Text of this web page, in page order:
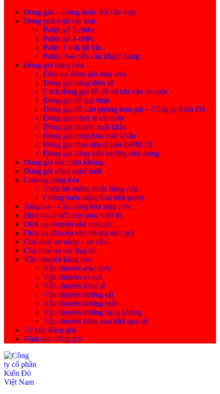
Đóng gói – chằng buộc kết cấu thép
Đóng pallet gỗ các loại
Pallet gỗ 2 chiều
Pallet gỗ 4 chiều
Pallet 1 mặt gỗ kín
Pallet theo yêu cầu khách hàng
Đóng gói hàng hóa
Dịch vụ đóng gói máy móc
Đóng gói hàng điện tử
Cách đóng gói đồ dễ vỡ khi vận chuyển
Đóng gói đồ gia đình
Đóng gói đồ văn phòng trọn gói – Công ty Kiến Đỏ
Đóng gói hành lý cá nhân
Đóng gói khuôn xuất khẩu
Đóng gói hàng hóa xuất khẩu
Đóng gói theo tiêu chuẩn ISPM 15
Đóng gói hàng siêu trường siêu trọng
Đóng gói hút chân không
Đóng gói công nghệ mới
Lashing hàng hóa
Chèn lót chằng buộc hàng hóa
Chằng buộc hàng hoá trên pallet
Nâng hạ – Cẩu hàng hoá máy móc
Dịch vụ di dời máy móc thiết bị
Dịch vụ chuyển nhà trọn gói
Dịch vụ chuyển văn phòng trọn gói
Cho thuê xe nâng – xe cẩu
Cho thuê xe các loại tải
Vận chuyển hàng hóa
Vận chuyển máy móc
Vận chuyển xe hơi
Vận chuyển hàng lẻ
Vận chuyển đường sắt
Vận chuyển đường biển
Vận chuyển đường hàng không
Vận chuyển hàng quá khổ quá tải
Tư vấn đóng gói
Hình ảnh đóng gói